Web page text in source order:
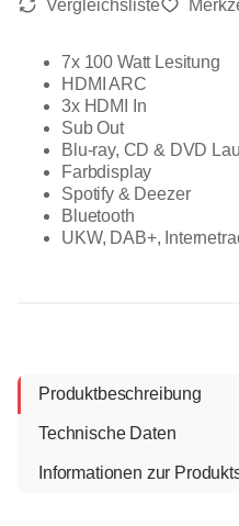
7x 100 Watt Lesitung
HDMI ARC
3x HDMI In
Sub Out
Blu-ray, CD & DVD
Farbdisplay
Spotify & Deezer
Bluetooth
UKW, DAB+,
Produktbeschreibung
Technische Daten
Informationen zur